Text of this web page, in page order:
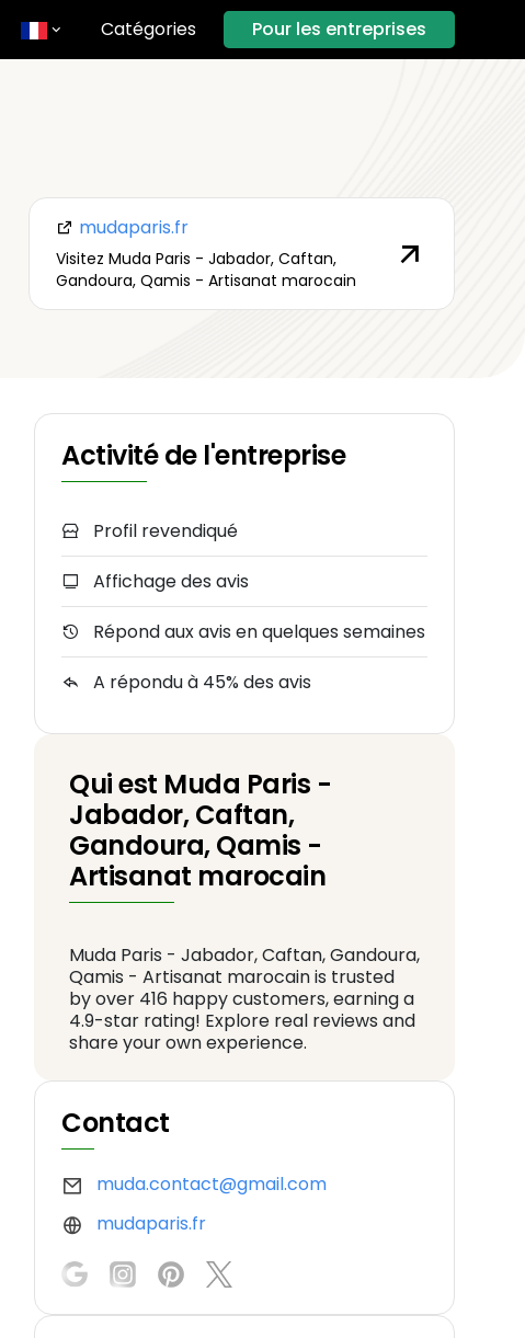
Catégories Pour les entreprises
mudaparis.fr
Visitez Muda Paris - Jabador, Caftan,
Gandoura, Qamis - Artisanat marocain
Activité de l'entreprise
Profil revendiqué
Affichage des avis
Répond aux avis en quelques semaines
A répondu à 45% des avis
Qui est Muda Paris -
Jabador, Caftan,
Gandoura, Qamis -
Artisanat marocain
Muda Paris - Jabador, Caftan, Gandoura,
Qamis - Artisanat marocain is trusted
by over 416 happy customers, earning a
4.9-star rating! Explore real reviews and
share your own experience.
Contact
muda.contact@gmail.com
mudaparis.fr